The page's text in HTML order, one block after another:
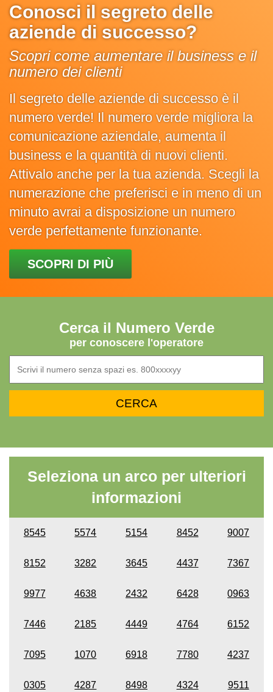
Conosci il segreto delle
aziende di successo?
Scopri come aumentare il business e il
numero dei clienti
Il segreto delle aziende di successo è il
numero verde! Il numero verde migliora la
comunicazione aziendale, aumenta il
business e la quantità di nuovi clienti.
Attivalo anche per la tua azienda. Scegli la
numerazione che preferisci e in meno di un
minuto avrai a disposizione un numero
verde perfettamente funzionante.
SCOPRI DI PIÙ
Cerca il Numero Verde
per conoscere l'operatore
Seleziona un arco per ulteriori
informazioni
8545 5574 5154 8452 9007
8152 3282 3645 4437 7367
9977 4638 2432 6428 0963
7446 2185 4449 4764 6152
7095 1070 6918 7780 4237
0305 4287 8498 4324 9511